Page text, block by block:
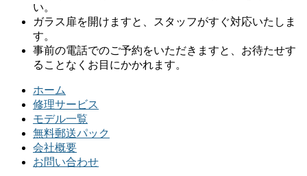
い。
ガラス扉を開けますと、スタッフがすぐ対応いたしま
す。
事前の電話でのご予約をいただきますと、お待たせす
ることなくお目にかかれます。
ホーム
修理サービス
モデル一覧
無料郵送パック
会社概要
お問い合わせ